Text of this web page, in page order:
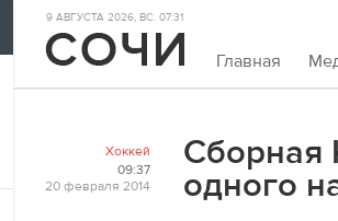
9 АВГУСТА 2026, ВС. 07:31
Главная
Хоккей
09:37
20 февраля 2014
Сборная
одного